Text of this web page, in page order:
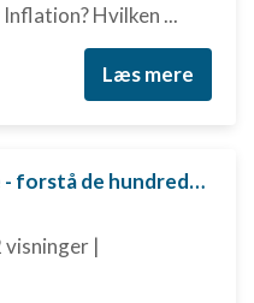
Hvilken ...
Læs mere
Googles algoritme - forstå de hundredvis af parametre bag
visninger |